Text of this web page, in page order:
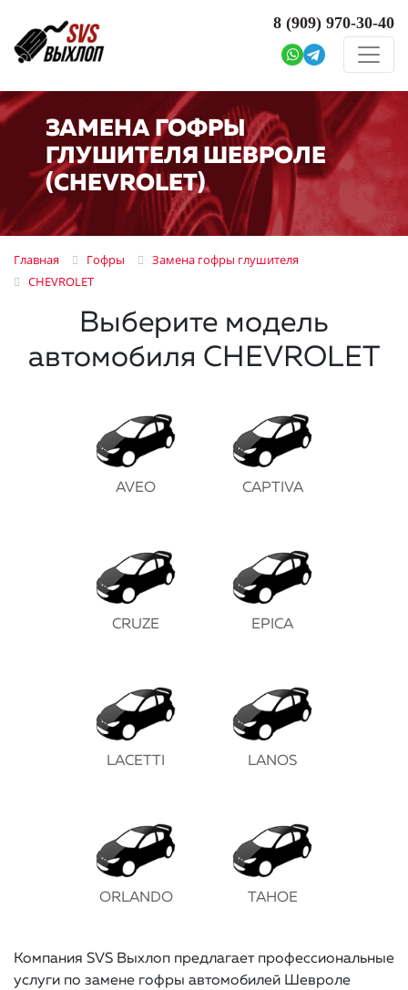
8 (909) 970-30-40
ЗАМЕНА ГОФРЫ
ГЛУШИТЕЛЯ ШЕВРОЛЕ
(CHEVROLET)
Главная Гофры
Замена гофры глушителя
CHEVROLET
Выберите модель
автомобиля CHEVROLET
AVEO CAPTIVA
CRUZE EPICA
LACETTI LANOS
ORLANDO TAHOE
Компания SVS Выхлоп предлагает профессиональные
услуги по замене гофры автомобилей Шевроле